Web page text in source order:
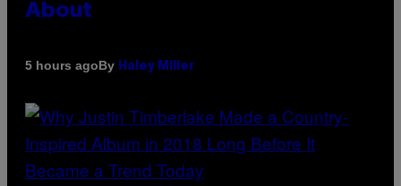
About
5 hours agoBy Haley Miller